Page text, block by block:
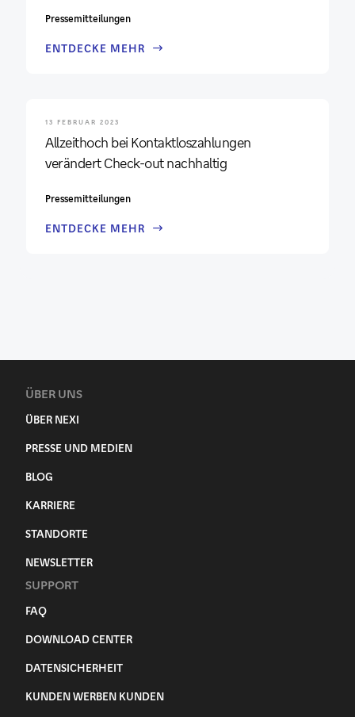
Pressemitteilungen
ENTDECKE MEHR
13 FEBRUAR 2023
Allzeithoch bei Kontaktloszahlungen
verändert Check-out nachhaltig
Pressemitteilungen
ENTDECKE MEHR
ÜBER UNS
ÜBER NEXI
PRESSE UND MEDIEN
BLOG
KARRIERE
STANDORTE
NEWSLETTER
SUPPORT
FAQ
DOWNLOAD CENTER
DATENSICHERHEIT
KUNDEN WERBEN KUNDEN